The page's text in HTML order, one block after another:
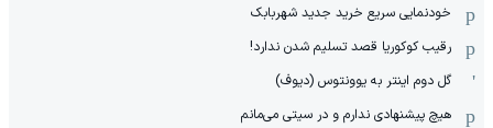
خودنمایی سریع خرید جدید شهربابک
رقیب کوکوریا قصد تسلیم شدن ندارد!
گل دوم اینتر به یوونتوس (دیوف)
هیچ پیشنهادی ندارم و در سیتی می‌مانم